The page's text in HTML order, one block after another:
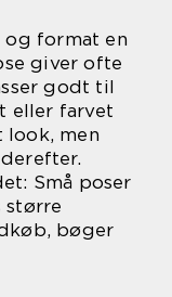
format en
giver ofte
godt til
eller farvet
look, men
Små poser
større
bøger